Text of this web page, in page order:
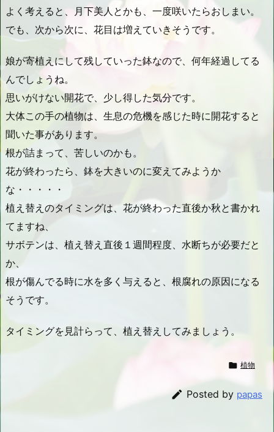
よく考えると、月下美人とかも、一度咲いたらおしまい。
でも、次から次に、花目は増えていきそうです。
娘が寄植えにして残していった鉢なので、何年経過してる
んでしょうね。
思いがけない開花で、少し得した気分です。
大体この手の植物は、生息の危機を感じた時に開花すると
聞いた事があります。
根が詰まって、苦しいのかも。
花が終わったら、鉢を大きいのに変えてみようか
な・・・・・
植え替えのタイミングは、花が終わった直後か秋と書かれ
てますね、
サボテンは、植え替え直後１週間程度、水断ちが必要だと
か、
根が傷んでる時に水を多く与えると、根腐れの原因になる
そうです。
タイミングを見計らって、植え替えしてみましょう。
 植物
 Posted by papas